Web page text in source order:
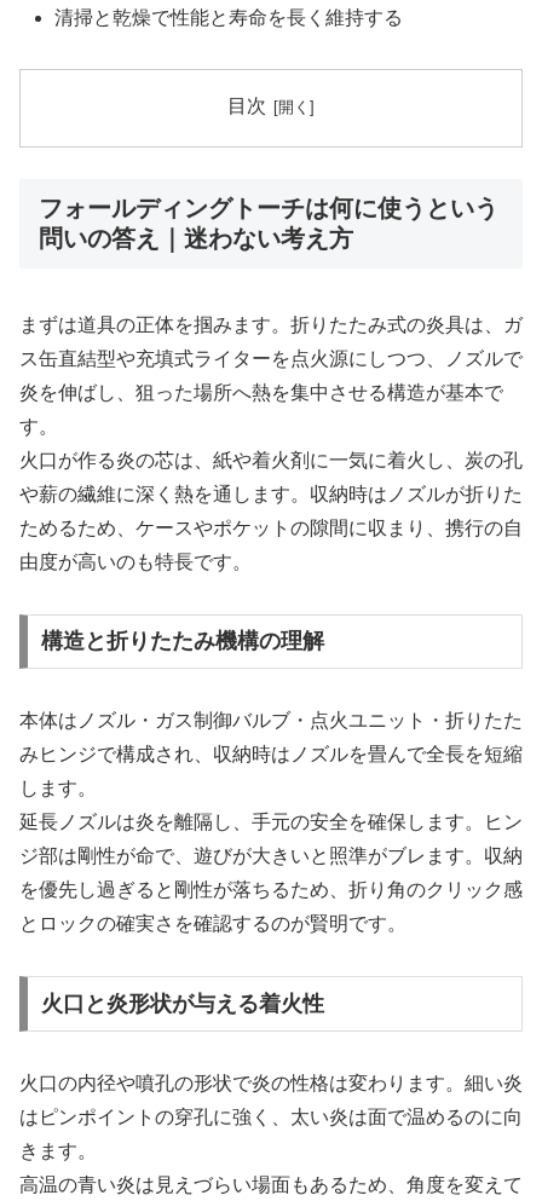
清掃と乾燥で性能と寿命を長く維持する
目次
フォールディングトーチは何に使うという
問いの答え｜迷わない考え方
まずは道具の正体を掴みます。折りたたみ式の炎具は、ガ
ス缶直結型や充填式ライターを点火源にしつつ、ノズルで
炎を伸ばし、狙った場所へ熱を集中させる構造が基本で
す。
火口が作る炎の芯は、紙や着火剤に一気に着火し、炭の孔
や薪の繊維に深く熱を通します。収納時はノズルが折りた
ためるため、ケースやポケットの隙間に収まり、携行の自
由度が高いのも特長です。
構造と折りたたみ機構の理解
本体はノズル・ガス制御バルブ・点火ユニット・折りたた
みヒンジで構成され、収納時はノズルを畳んで全長を短縮
します。
延長ノズルは炎を離隔し、手元の安全を確保します。ヒン
ジ部は剛性が命で、遊びが大きいと照準がブレます。収納
を優先し過ぎると剛性が落ちるため、折り角のクリック感
とロックの確実さを確認するのが賢明です。
火口と炎形状が与える着火性
火口の内径や噴孔の形状で炎の性格は変わります。細い炎
はピンポイントの穿孔に強く、太い炎は面で温めるのに向
きます。
高温の青い炎は見えづらい場面もあるため、角度を変えて